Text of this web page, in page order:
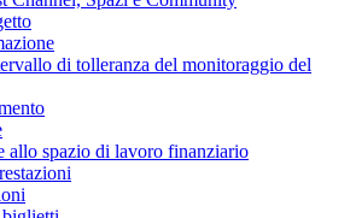
di tolleranza del monitoraggio del
allo spazio di lavoro finanziario